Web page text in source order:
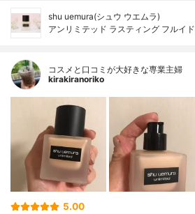
shu uemura(シュウ ウエムラ)
アンリミテッド ラスティング フルイド
コスメと口コミが大好きな専業主婦
kirakiranoriko
5.00